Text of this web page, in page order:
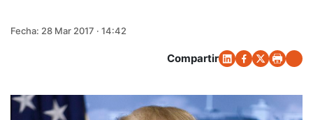
Fecha: 28 Mar 2017 · 14:42
Compartir